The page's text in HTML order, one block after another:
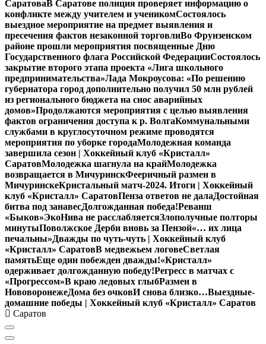
СаратоваВ Саратове полиция проверяет информацию о
конфликте между учителем и ученикомСостоялось
выездное мероприятие на предмет выявления и
пресечения фактов незаконной торговлиВо Фрунзенском
районе прошли мероприятия посвященные Дню
Государственного флага Российской ФедерацииСостоялось
закрытие второго этапа проекта «Лига школьного
предпринимательства»Лада Мокроусова: «По решению
губернатора город дополнительно получил 50 млн рублей
из регионального бюджета на снос аварийных
домов»Продолжаются мероприятия с целью выявления
фактов ограничения доступа к р. ВолгаКоммунальными
службами в круглосуточном режиме проводятся
мероприятия по уборке городаМолодежная команда
завершила сезон | Хоккейный клуб «Кристалл»
СаратовМолодежка шагнула на крайМолодежка
возвращается в МичуринскФееричный размен в
МичуринскеКристальный матч-2024. Итоги | Хоккейный
клуб «Кристалл» СаратовПенза ответов не далаДостойная
битва под занавесДолгожданная победа!Реванш
«Быков»ЭкоНива не расслабляетсяЗлополучные полторы
минутыПоволжское Дерби вновь за Пензой«… их лица
печальны»Дважды по чуть-чуть | Хоккейный клуб
«Кристалл» СаратовВ медвежьем логовеСветлая
памятьЕще один побежден дважды!«Кристалл»
одерживает долгожданную победу!Регресс в матчах с
«Прогрессом»В краю ледовых глыбРазмен в
НововоронежеДома без очковИ снова близко…Выездные-
домашние победы | Хоккейный клуб «Кристалл» Саратов
Саратов